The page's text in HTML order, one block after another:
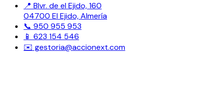
📍 Blvr. de el Ejido, 160
04700 El Ejido, Almería
📞 950 955 953
📱 623 154 546
✉️ gestoria@accionext.com